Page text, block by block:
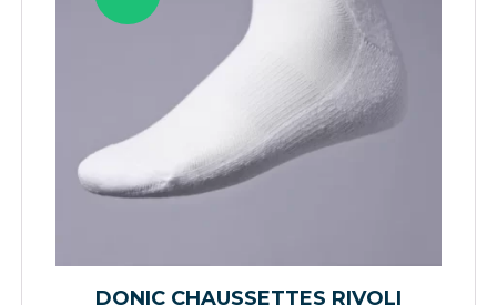
DONIC CHAUSSETTES RIVOLI